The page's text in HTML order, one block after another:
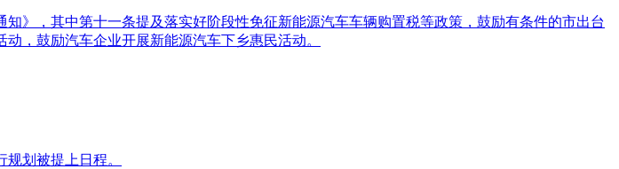
》，其中第十一条提及落实好阶段性免征新能源汽车车辆购置税等政策，鼓励有条件的市出台
，鼓励汽车企业开展新能源汽车下乡惠民活动。
划被提上日程。